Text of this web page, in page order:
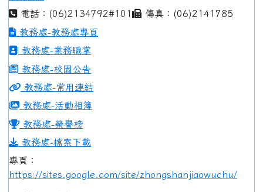
電話：(06)2134792#101
傳真：(06)2141785
教務處-教務處專頁
教務處-業務職掌
教務處-校園公告
教務處-常用連結
教務處-活動相簿
教務處-榮譽榜
教務處-檔案下載
專頁：
https://sites.google.com/site/zhongshanjiaowuchu/